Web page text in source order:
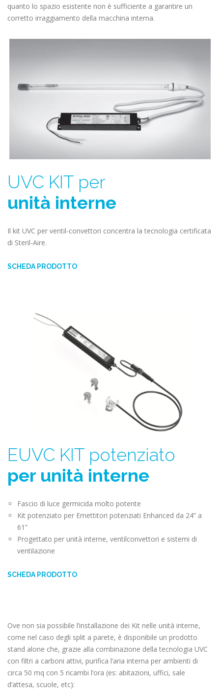
quanto lo spazio esistente non è sufficiente a garantire un
corretto irraggiamento della macchina interna.
UVC KIT per
unità interne
Il kit UVC per ventil-convettori concentra la tecnologia certificata
di Steril-Aire.
SCHEDA PRODOTTO
EUVC KIT potenziato
per unità interne
Fascio di luce germicida molto potente
Kit potenziato per Emettitori potenziati Enhanced da 24” a
61”
Progettato per unità interne, ventilconvettori e sistemi di
ventilazione
SCHEDA PRODOTTO
Ove non sia possibile l’installazione dei Kit nelle unità interne,
come nel caso degli split a parete, è disponibile un prodotto
stand alone che, grazie alla combinazione della tecnologia UVC
con filtri a carboni attivi, purifica l’aria interna per ambienti di
circa 50 mq con 5 ricambi l’ora (es: abitazioni, uffici, sale
d’attesa, scuole, etc):